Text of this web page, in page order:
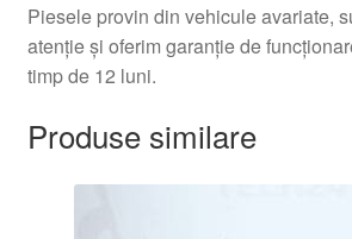
Piesele provin din vehicule avariate,
atenție și oferim garanție de
timp de 12 luni.
Produse similare